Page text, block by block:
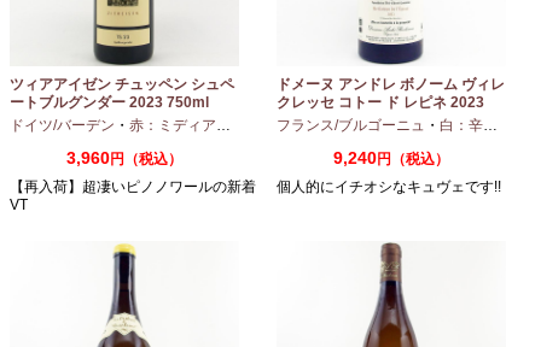
ツィアアイゼン チュッペン シュペ
ートブルグンダー 2023 750ml
ドイツ/バーデン ・ 赤：ミディアムボディ ・ピノノワール
3,960円（税込）
【再入荷】超凄いピノノワールの新着
VT
ドメーヌ アンドレ ボノーム ヴィレ
クレッセ コトー ド レピネ 2023
750ml
フランス/ブルゴーニュ ・ 白：辛口
9,240円（税込）
個人的にイチオシなキュヴェです!!